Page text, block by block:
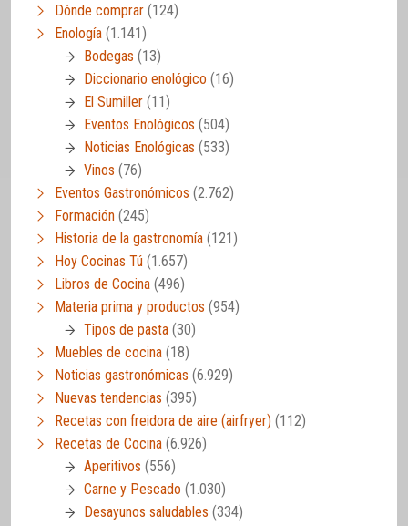
Dónde comprar (124)
Enología (1.141)
Bodegas (13)
Diccionario enológico (16)
El Sumiller (11)
Eventos Enológicos (504)
Noticias Enológicas (533)
Vinos (76)
Eventos Gastronómicos (2.762)
Formación (245)
Historia de la gastronomía (121)
Hoy Cocinas Tú (1.657)
Libros de Cocina (496)
Materia prima y productos (954)
Tipos de pasta (30)
Muebles de cocina (18)
Noticias gastronómicas (6.929)
Nuevas tendencias (395)
Recetas con freidora de aire (airfryer) (112)
Recetas de Cocina (6.926)
Aperitivos (556)
Carne y Pescado (1.030)
Desayunos saludables (334)